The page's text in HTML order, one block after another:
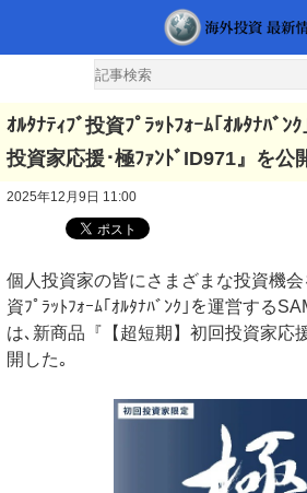
ｵﾙﾀﾅﾃｨﾌﾞ投資ﾌﾟﾗｯﾄﾌｫｰﾑ｢ｵﾙﾀﾅﾊﾞﾝ
投資家応援･極ﾌｧﾝﾄﾞID971』を公
2025年12月9日 11:00
個人投資家の皆にさまざまな投資機会
資ﾌﾟﾗｯﾄﾌｫｰﾑ｢ｵﾙﾀﾅﾊﾞﾝｸ｣を運営する
は､新商品『【超短期】初回投資家応
開した｡